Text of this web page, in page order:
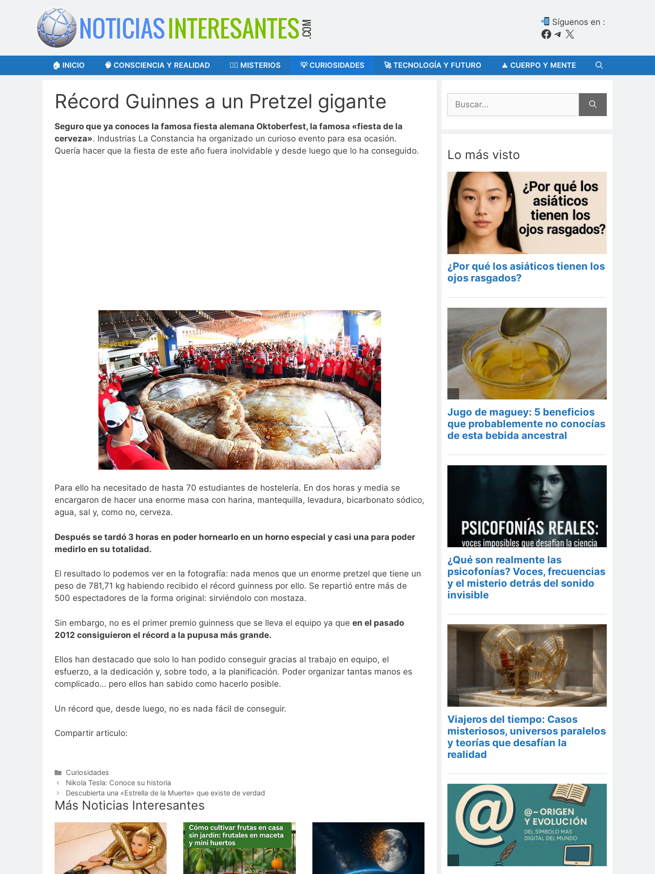
contenido
Síguenos en :
Facebook
Telegram
X
🏠 INICIO 🧠 CONSCIENCIA Y REALIDAD 🕵️‍♂️ MISTERIOS 💡 CURIOSIDADES 🚀 TECNOLOGÍA Y FUTURO 🧘 CUERPO Y MENTE
Récord Guinnes a un Pretzel gigante
Seguro que ya conoces la famosa fiesta alemana Oktoberfest, la famosa «fiesta de la
cerveza». Industrias La Constancia ha organizado un curioso evento para esa ocasión.
Quería hacer que la fiesta de este año fuera inolvidable y desde luego que lo ha conseguido.
Para ello ha necesitado de hasta 70 estudiantes de hostelería. En dos horas y media se
encargaron de hacer una enorme masa con harina, mantequilla, levadura, bicarbonato sódico,
agua, sal y, como no, cerveza.
Después se tardó 3 horas en poder hornearlo en un horno especial y casi una para poder
medirlo en su totalidad.
El resultado lo podemos ver en la fotografía: nada menos que un enorme pretzel que tiene un
peso de 781,71 kg habiendo recibido el récord guinness por ello. Se repartió entre más de
500 espectadores de la forma original: sirviéndolo con mostaza.
Sin embargo, no es el primer premio guinness que se lleva el equipo ya que en el pasado
2012 consiguieron el récord a la pupusa más grande.
Ellos han destacado que solo lo han podido conseguir gracias al trabajo en equipo, el
esfuerzo, a la dedicación y, sobre todo, a la planificación. Poder organizar tantas manos es
complicado… pero ellos han sabido como hacerlo posible.
Un récord que, desde luego, no es nada fácil de conseguir.
Compartir articulo:
Categorías
Curiosidades
Nikola Tesla: Conoce su historia
Descubierta una «Estrella de la Muerte» que existe de verdad
Más Noticias Interesantes
Buscar:
Lo más visto